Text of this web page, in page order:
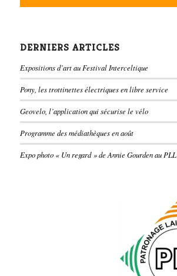
DERNIERS ARTICLES
Expositions d’art au Festival Interceltique
Pony, les trottinettes électriques en libre service
Geovelo, l’application qui sécurise le vélo
Programme des médiathèques en août
Expo photo « Un regard » de Annie Gourden au PLL